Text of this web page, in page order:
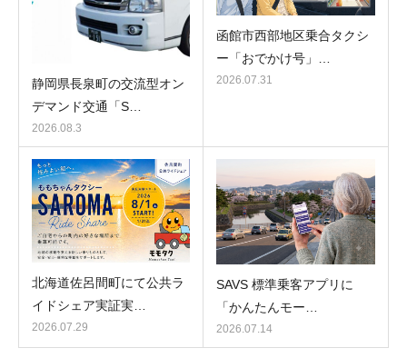
静岡県長泉町の交流型オン
デマンド交通「S…
2026.08.3
函館市西部地区乗合タクシ
ー「おでかけ号」…
2026.07.31
北海道佐呂間町にて公共ラ
イドシェア実証実…
2026.07.29
SAVS 標準乗客アプリに
「かんたんモー…
2026.07.14